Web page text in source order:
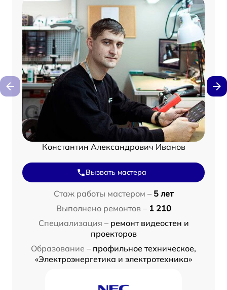
Константин Александрович Иванов
Вызвать мастера
Стаж работы мастером – 5 лет
Выполнено ремонтов – 1 210
Специализация – ремонт видеостен и
проекторов
Образование – профильное техническое,
«Электроэнергетика и электротехника»